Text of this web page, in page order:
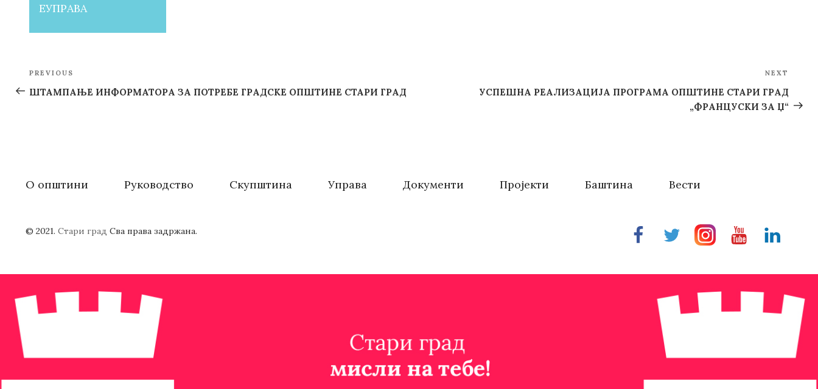
ЕУПРАВА
Post
navigation
Previous
Post
PREVIOUS
ШТАМПАЊЕ ИНФОРМАТОРА ЗА ПОТРЕБЕ ГРАДСКЕ ОПШТИНЕ СТАРИ ГРАД
NEXT
УСПЕШНА РЕАЛИЗАЦИЈА ПРОГРАМА ОПШТИНЕ СТАРИ ГРАД
„ФРАНЦУСКИ ЗА Џ“
О општини Руководство Скупштина Управа Документи Пројекти Баштина Вести
FacebookTwitterInstragramYoutubeLinkedin
© 2021. Стари град Сва права задржана.